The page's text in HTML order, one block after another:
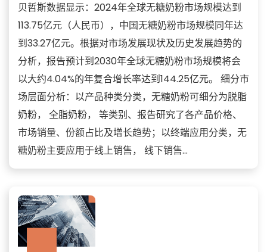
贝哲斯数据显示：2024年全球无糖奶粉市场规模达到
113.75亿元（人民币），中国无糖奶粉市场规模同年达
到33.27亿元。根据对市场发展现状及历史发展趋势的
分析，报告预计到2030年全球无糖奶粉市场规模将会
以大约4.04%的年复合增长率达到144.25亿元。 细分市
场层面分析：以产品种类分类，无糖奶粉可细分为脱脂
奶粉， 全脂奶粉， 等类别、报告研究了各产品价格、
市场销量、份额占比及增长趋势；以终端应用分类，无
糖奶粉主要应用于线上销售， 线下销售...